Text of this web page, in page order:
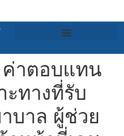
าตอบแทน
ะทางที่รับ
บาล ผู้ช่วย